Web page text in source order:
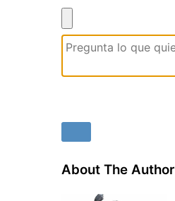
About The Author